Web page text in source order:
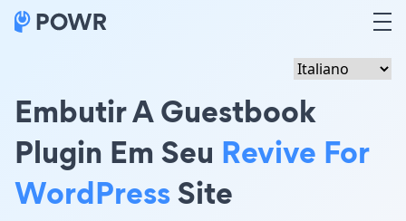
Embutir A Guestbook
Plugin Em Seu Revive For
WordPressSite